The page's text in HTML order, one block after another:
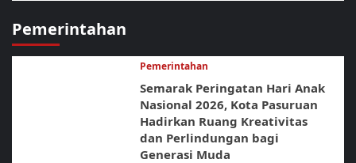
Pemerintahan
Pemerintahan
Semarak Peringatan Hari Anak
Nasional 2026, Kota Pasuruan
Hadirkan Ruang Kreativitas
dan Perlindungan bagi
Generasi Muda